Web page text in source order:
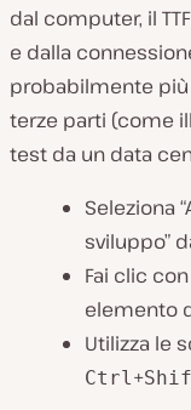
dal computer, il
e dalla
probabilmente
terze parti (come
test da un data
Seleziona
sviluppo”
Fai clic
elemento
Utilizza le
Ctrl +